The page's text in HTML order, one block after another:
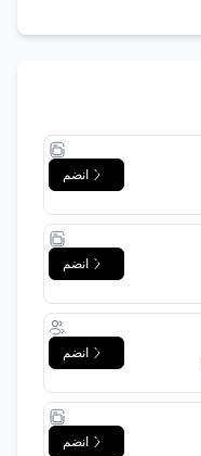
انضم
انضم
انضم
انضم